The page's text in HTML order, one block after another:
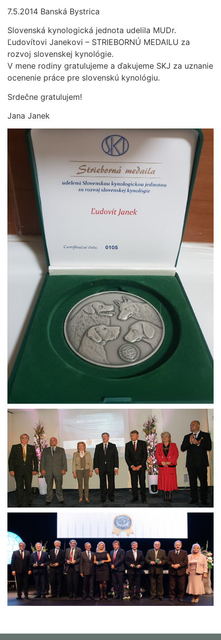
7.5.2014 Banská Bystrica
Slovenská kynologická jednota udelila MUDr.
Ľudovítovi Janekovi – STRIEBORNÚ MEDAILU za
rozvoj slovenskej kynológie.
V mene rodiny gratulujeme a ďakujeme SKJ za uznanie
ocenenie práce pre slovenskú kynológiu.
Srdečne gratulujem!
Jana Janek